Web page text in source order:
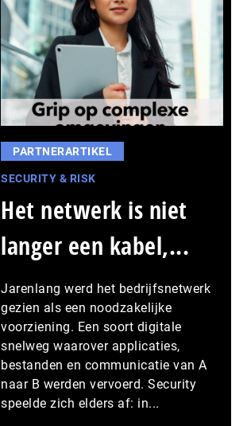
PARTNERARTIKEL
SECURITY & RISK
Het netwerk is niet
langer een kabel,...
Jarenlang werd het bedrijfsnetwerk
gezien als een noodzakelijke
voorziening. Een soort digitale
snelweg waarover applicaties,
bestanden en communicatie van A
naar B werden vervoerd. Security
speelde zich elders af: in...